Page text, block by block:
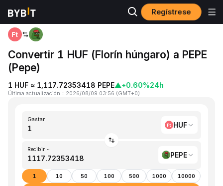
Regístrese
Inicio HUF to PEPE
Convertir 1 HUF (Florín húngaro) a PEPE
(Pepe)
1 HUF ≈ 1,117.72353418 PEPE▲+0.60%24h
Última actualización ： 2026/08/09 03:56 (GMT+0)
Gastar
HUF
Recibir ~
PEPE
1 10 50 100 500 1000 10000